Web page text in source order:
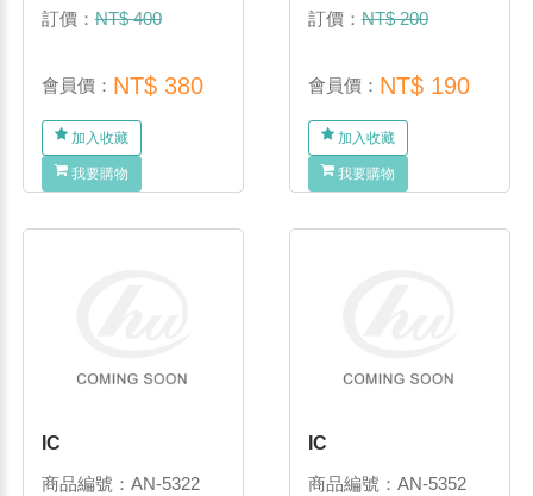
訂價：NT$ 400
會員價： NT$ 380
加入收藏
我要購物
訂價：NT$ 200
會員價： NT$ 190
加入收藏
我要購物
IC
商品編號：AN-5322
IC
商品編號：AN-5352